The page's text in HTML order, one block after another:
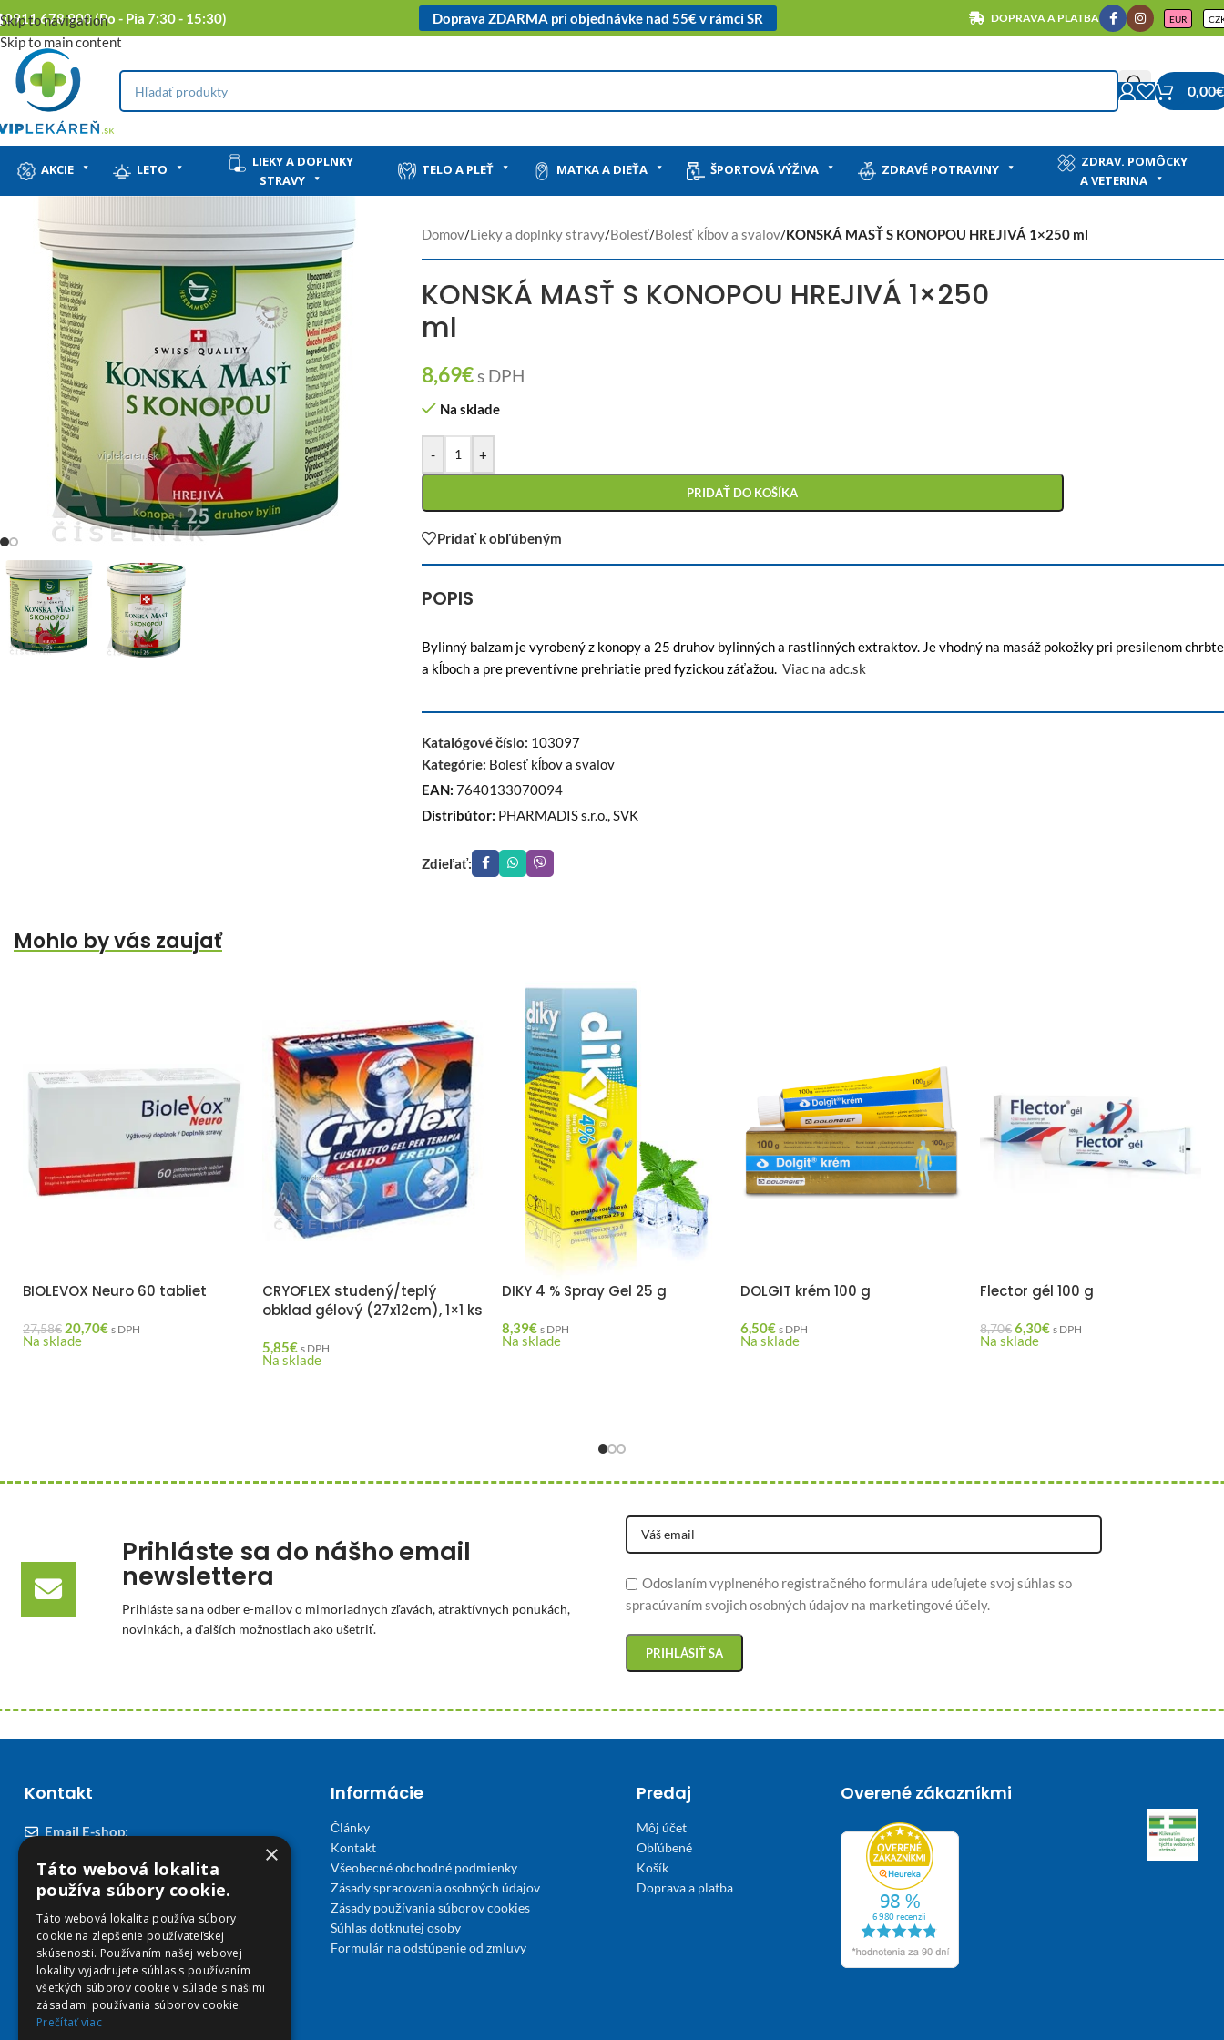
Skip to navigation
Skip to main content
0911 678 900 (Po - Pia 7:30 - 15:30) Doprava ZDARMA pri objednávke nad 55€ v rámci SR DOPRAVA A PLATBA EUR
0,00€
AKCIE LETO
LIEKY A DOPLNKY
STRAVY
TELO A PLEŤ MATKA A DIEŤA ŠPORTOVÁ VÝŽIVA ZDRAVÉ POTRAVINY
ZDRAV. POMÔCKY
A VETERINA
Domov/Lieky a doplnky stravy/Bolesť/Bolesť kĺbov a svalov/KONSKÁ MASŤ S KONOPOU HREJIVÁ 1×250 ml
KONSKÁ MASŤ S KONOPOU HREJIVÁ 1×250
ml
8,69€s DPH
Na sklade
- +
PRIDAŤ DO KOŠÍKA
Pridať k obľúbeným
POPIS
Bylinný balzam je vyrobený z konopy a 25 druhov bylinných a rastlinných extraktov. Je vhodný na masáž pokožky pri presilenom chrbte
a kĺboch a pre preventívne prehriatie pred fyzickou záťažou. Viac na adc.sk
Katalógové číslo: 103097
Kategórie: Bolesť kĺbov a svalov
EAN: 7640133070094
Distribútor: PHARMADIS s.r.o., SVK
Zdieľať:
Mohlo by vás zaujať
BIOLEVOX Neuro 60 tabliet
27,58€ 20,70€ s DPH
Na sklade
CRYOFLEX studený/teplý
obklad gélový (27x12cm), 1×1 ks
5,85€ s DPH
Na sklade
DIKY 4 % Spray Gel 25 g
8,39€ s DPH
Na sklade
DOLGIT krém 100 g
6,50€ s DPH
Na sklade
Flector gél 100 g
8,70€6,30€ s DPH
Na sklade
Prihláste sa do nášho email
newslettera
Prihláste sa na odber e-mailov o mimoriadnych zľavách, atraktívnych ponukách,
novinkách, a ďalších možnostiach ako ušetriť.
Odoslaním vyplneného registračného formulára udeľujete svoj súhlas so
spracúvaním svojich osobných údajov na marketingové účely.
Kontakt
Email E-shop:
podpora@viplekaren.sk
Telefón E-shop:
0911 678 900(Po - Pia 7:30 - 15:30)
Telefón kamenná Lekáreň VIP Košice:
055 307 78 30
(Po - Ne 8:00 - 18:00)
Adresa Lekáreň VIP:
Informácie
Články
Kontakt
Všeobecné obchodné podmienky
Zásady spracovania osobných údajov
Zásady používania súborov cookies
Súhlas dotknutej osoby
Formulár na odstúpenie od zmluvy
Predaj
Môj účet
Obľúbené
Košík
Doprava a platba
Overené zákazníkmi
×
Táto webová lokalita
používa súbory cookie.
Táto webová lokalita používa súbory
cookie na zlepšenie používateľskej
skúsenosti. Používaním našej webovej
lokality vyjadrujete súhlas s používaním
všetkých súborov cookie v súlade s našimi
zásadami používania súborov cookie.
Prečítať viac